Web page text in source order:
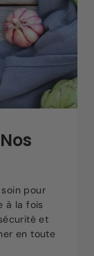
pour
à la fois
et
en toute